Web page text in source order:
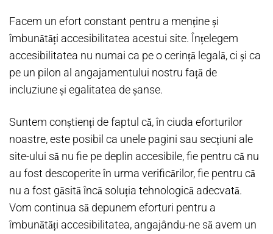
Facem un efort constant pentru a menține și
îmbunătăți accesibilitatea acestui site. Înțelegem
accesibilitatea nu numai ca pe o cerință legală, ci și ca
pe un pilon al angajamentului nostru față de
incluziune și egalitatea de șanse.
Suntem conștienți de faptul că, în ciuda eforturilor
noastre, este posibil ca unele pagini sau secțiuni ale
site-ului să nu fie pe deplin accesibile, fie pentru că nu
au fost descoperite în urma verificărilor, fie pentru că
nu a fost găsită încă soluția tehnologică adecvată.
Vom continua să depunem eforturi pentru a
îmbunătăți accesibilitatea, angajându-ne să avem un